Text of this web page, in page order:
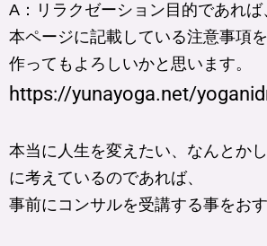
A：リラクゼーション目的であれば
本ページに記載している注意事項
作ってもよろしいかと思います。
https://yunayoga.net/
本当に人生を変えたい、なんとか
に考えているのであれば、
事前にコンサルを受講する事をおす